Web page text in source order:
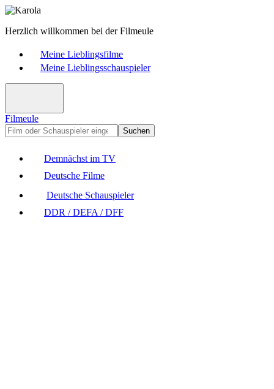
Herzlich willkommen bei der Filmeule
Meine Lieblingsfilme
Meine Lieblingsschauspieler
Filmeule
Suchen
Demnächst im TV
Deutsche Filme
Deutsche Schauspieler
DDR / DEFA / DFF